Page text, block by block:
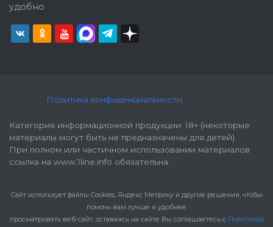
удобно
Политика конфиденциальности
Категория информационной продукции: 18+ (некоторые
материалы могут быть не предназначены для детей).
При полном или частичном использовании материалов
ссылка на www.1line.info обязательна.
Cайт использует файлы Cookies, Яндекс Метрику и другие решения, чтобы
помочь вам лучше и удобнее
просматривать веб-сайт, оставаясь на сайте Вы соглашаетесь с Политикой